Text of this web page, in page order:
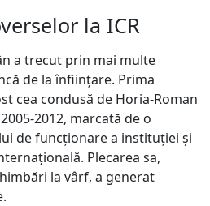
la ICR
a trecut prin mai multe
de la înființare. Prima
cea condusă de Horia-Roman
2012, marcată de o
de funcționare a instituției și
Plecarea sa,
la vârf, a generat